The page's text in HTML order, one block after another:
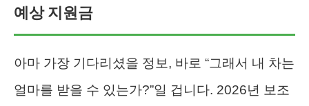
예상 지원금
아마 가장 기다리셨을 정보, 바로 “그래서 내 차는
얼마를 받을 수 있는가?”일 겁니다. 2026년 보조